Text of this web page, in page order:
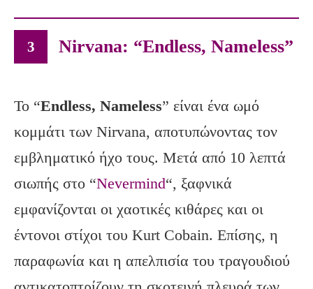
3 Nirvana: “Endless, Nameless”
Το “Endless, Nameless” είναι ένα ωμό
κομμάτι των Nirvana, αποτυπώνοντας τον
εμβληματικό ήχο τους. Μετά από 10 λεπτά
σιωπής στο “Nevermind“, ξαφνικά
εμφανίζονται οι χαοτικές κιθάρες και οι
έντονοι στίχοι του Kurt Cobain. Επίσης, η
παραφωνία και η απελπισία του τραγουδιού